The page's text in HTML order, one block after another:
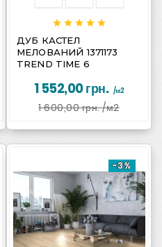
    
ДУБ КАСТЕЛ
МЕЛОВАНИЙ 1371173
TREND TIME 6
1 552,00 грн. /м2
1 600,00 грн./м2
-3%